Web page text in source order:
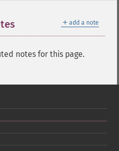
＋ add a note
notes for this page.